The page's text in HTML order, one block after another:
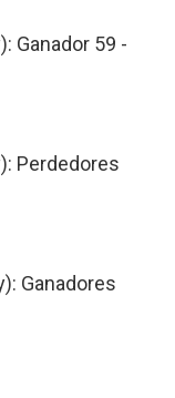
Ganador 59 -
Perdedores
Ganadores